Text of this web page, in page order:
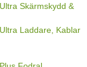
Skärmskydd &
Laddare, Kablar